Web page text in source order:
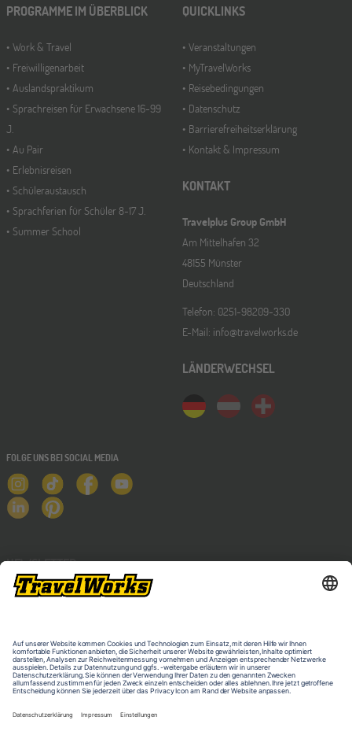
PROGRAMME IM ÜBERBLICK
Work & Travel
Freiwilligenarbeit
Auslandspraktikum
Sprachreisen für Erwachsene 16-99
J.
Au Pair
Erlebnisreisen
Schüleraustausch
Sprachferien für Schüler 8-17 J.
Summer School
QUICKLINKS
Veranstaltungen
MyTravelWorks
Reisebedingungen
Datenschutz
Barrierefreiheitserklärung
Kontakt & Impressum
KONTAKT
Travelplus Group GmbH
Am Mittelhafen 32
48155 Münster
Deutschland
Telefon: 0251-98209-330
E-Mail: info@travelworks.de
LÄNDERWECHSEL
FOLGE UNS BEI SOCIAL MEDIA
NEWSLETTER